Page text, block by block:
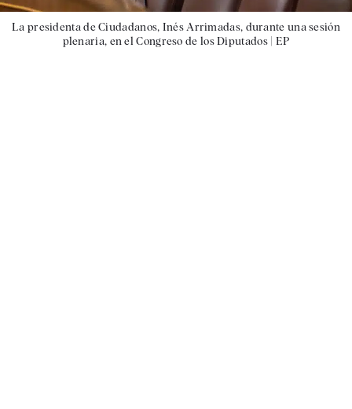
La presidenta de Ciudadanos, Inés Arrimadas, durante una sesión
plenaria, en el Congreso de los Diputados | EP